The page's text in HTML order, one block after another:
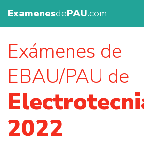
ExamenesdePAU.com
Exámenes de
EBAU/PAU de
2022